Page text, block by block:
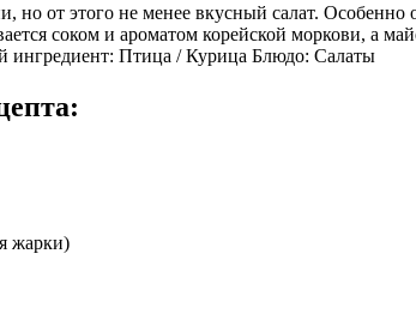
но от этого не менее вкусный салат.
соком и ароматом корейской моркови, а
ингредиент: Птица / Курица Блюдо: Салаты
жарки)